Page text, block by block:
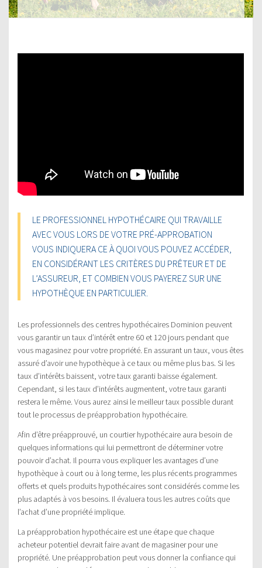
LE PROFESSIONNEL HYPOTHÉCAIRE QUI TRAVAILLE
AVEC VOUS LORS DE VOTRE PRÉ-APPROBATION
VOUS INDIQUERA CE À QUOI VOUS POUVEZ ACCÉDER,
EN CONSIDÉRANT LES CRITÈRES DU PRÊTEUR ET DE
L’ASSUREUR, ET COMBIEN VOUS PAYEREZ SUR UNE
HYPOTHÈQUE EN PARTICULIER.
Les professionnels des centres hypothécaires Dominion peuvent
vous garantir un taux d’intérêt entre 60 et 120 jours pendant que
vous magasinez pour votre propriété. En assurant un taux, vous êtes
assuré d’avoir une hypothèque à ce taux ou même plus bas. Si les
taux d’intérêts baissent, votre taux garanti baisse également.
Cependant, si les taux d’intérêts augmentent, votre taux garanti
restera le même. Vous aurez ainsi le meilleur taux possible durant
tout le processus de préapprobation hypothécaire.
Afin d’être préapprouvé, un courtier hypothécaire aura besoin de
quelques informations qui lui permettront de déterminer votre
pouvoir d’achat. Il pourra vous expliquer les avantages d’une
hypothèque à court ou à long terme, les plus récents programmes
offerts et quels produits hypothécaires sont considérés comme les
plus adaptés à vos besoins. Il évaluera tous les autres coûts que
l’achat d’une propriété implique.
La préapprobation hypothécaire est une étape que chaque
acheteur potentiel devrait faire avant de magasiner pour une
propriété. Une préapprobation peut vous donner la confiance qui